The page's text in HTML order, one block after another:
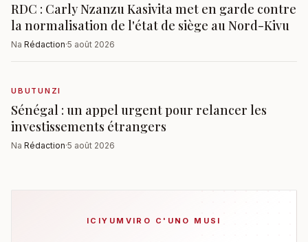
RDC : Carly Nzanzu Kasivita met en garde contre
la normalisation de l'état de siège au Nord-Kivu
Na Rédaction·5 août 2026
UBUTUNZI
Sénégal : un appel urgent pour relancer les
investissements étrangers
Na Rédaction·5 août 2026
ICIYUMVIRO C'UNO MUSI